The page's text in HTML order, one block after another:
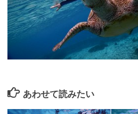
あわせて読みたい